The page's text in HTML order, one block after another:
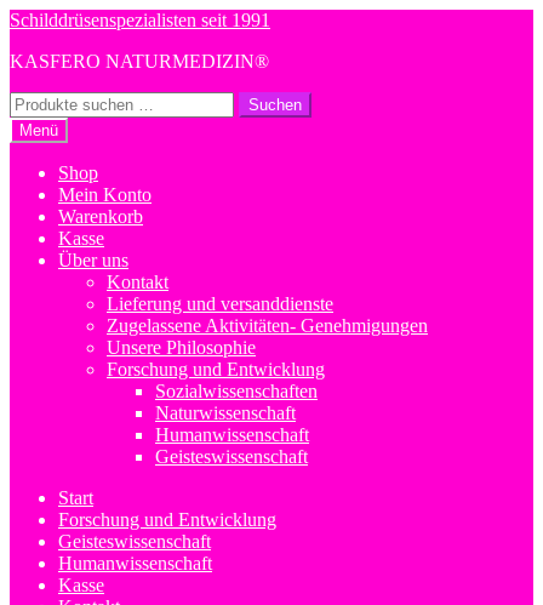
Zur
springen
Zum
springen
Schilddrüsenspezialisten seit 1991
KASFERO NATURMEDIZIN®
Suchen
nach:
Suchen
Menü
Shop
Mein Konto
Warenkorb
Kasse
Über uns
Kontakt
Lieferung und versanddienste
Zugelassene Aktivitäten- Genehmigungen
Unsere Philosophie
Forschung und Entwicklung
Sozialwissenschaften
Naturwissenschaft
Humanwissenschaft
Geisteswissenschaft
Start
Forschung und Entwicklung
Geisteswissenschaft
Humanwissenschaft
Kasse